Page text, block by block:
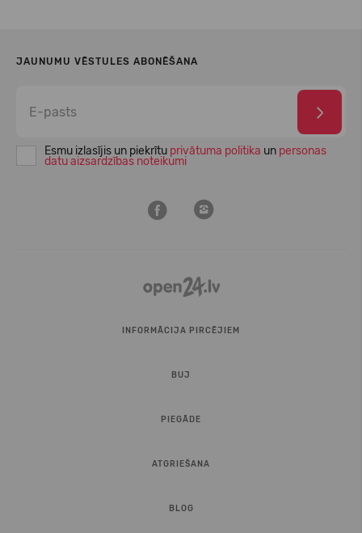
JAUNUMU VĒSTULES ABONĒŠANA
Esmu izlasījis un piekrītu privātuma politika un personas
datu aizsardzības noteikumi
INFORMĀCIJA PIRCĒJIEM
BUJ
PIEGĀDE
ATGRIEŠANA
BLOG